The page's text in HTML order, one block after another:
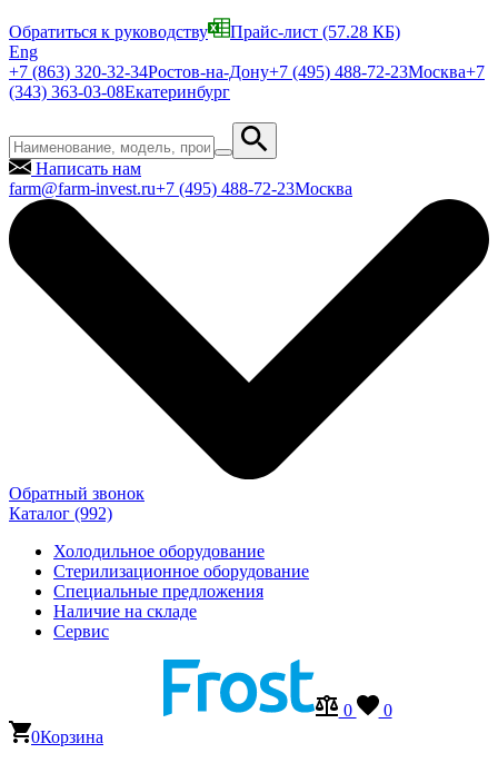
Обратиться к руководству Прайс-лист (57.28 КБ)
Eng
+7 (863) 320-32-34Ростов-на-Дону+7 (495) 488-72-23Москва+7
(343) 363-03-08Екатеринбург
Написать нам
farm@farm-invest.ru+7 (495) 488-72-23Москва
Обратный звонок
Каталог (992)
Холодильное оборудование
Стерилизационное оборудование
Специальные предложения
Наличие на складе
Сервис
0
0
0Корзина